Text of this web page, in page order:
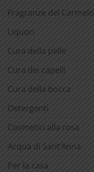
Fragranze del Carmelo
Liquori
Cura della pelle
Cura dei capelli
Cura della bocca
Detergenti
Cosmetici alla rosa
Acqua di Sant’Anna
Per la casa